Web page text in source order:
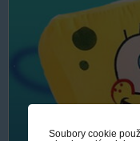
Soubory cookie